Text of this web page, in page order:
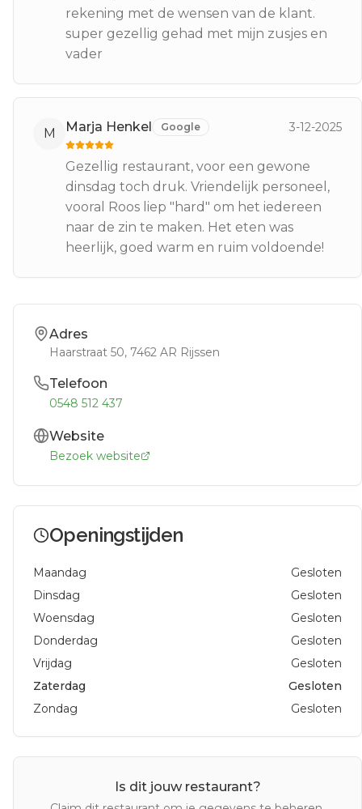
rekening met de wensen van de klant.
super gezellig gehad met mijn zusjes en
vader
M Marja Henkel Google 3-12-2025
Gezellig restaurant, voor een gewone
dinsdag toch druk. Vriendelijk personeel,
vooral Roos liep "hard" om het iedereen
naar de zin te maken. Het eten was
heerlijk, goed warm en ruim voldoende!
Adres
Haarstraat 50, 7462 AR Rijssen
Telefoon
0548 512 437
Website
Bezoek website
Openingstijden
Maandag
Gesloten
Dinsdag
Gesloten
Woensdag
Gesloten
Donderdag
Gesloten
Vrijdag
Gesloten
Zaterdag
Gesloten
Zondag
Gesloten
Is dit jouw restaurant?